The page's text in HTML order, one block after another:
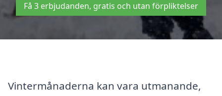
Få 3 erbjudanden, gratis och utan förpliktelser
Vintermånaderna kan vara utmanande,